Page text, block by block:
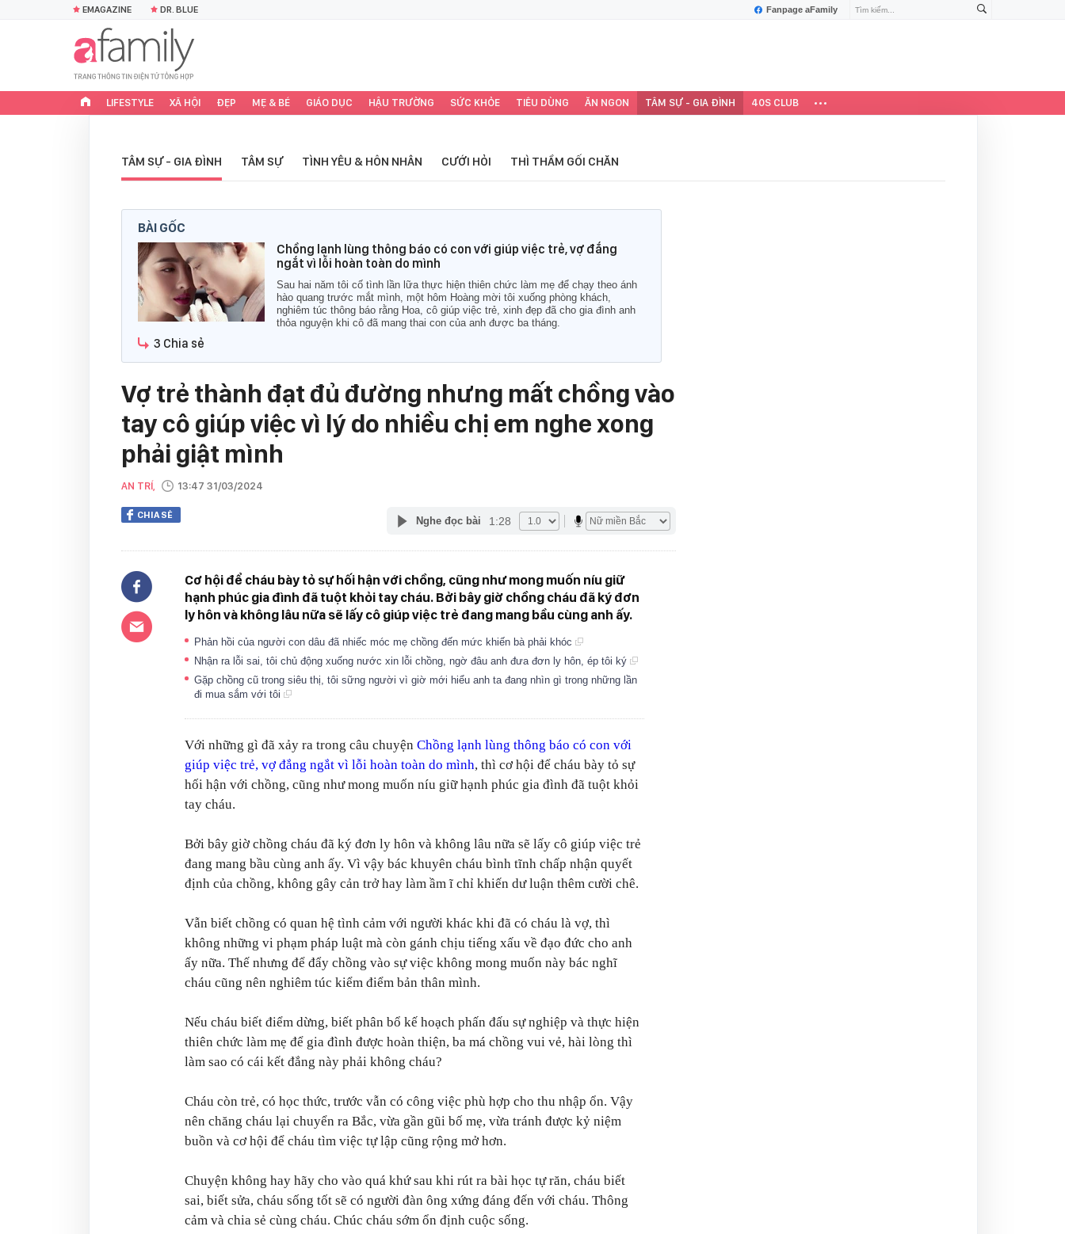
Fanpage aFamily
EMAGAZINE DR. BLUE
LIFESTYLE XÃ HỘI ĐẸP MẸ & BÉ GIÁO DỤC HẬU TRƯỜNG SỨC KHỎE TIÊU DÙNG ĂN NGON TÂM SỰ - GIA ĐÌNH 40S CLUB
TÂM SỰ - GIA ĐÌNH TÂM SỰ TÌNH YÊU & HÔN NHÂN CƯỚI HỎI THÌ THẦM GỐI CHĂN
BÀI GỐC
Chồng lạnh lùng thông báo có con với giúp việc trẻ, vợ đắng
ngắt vì lỗi hoàn toàn do mình
Sau hai năm tôi cố tình lần lữa thực hiện thiên chức làm mẹ để chạy theo ánh
hào quang trước mắt mình, một hôm Hoàng mời tôi xuống phòng khách,
nghiêm túc thông báo rằng Hoa, cô giúp việc trẻ, xinh đẹp đã cho gia đình anh
thỏa nguyện khi cô đã mang thai con của anh được ba tháng.
3 Chia sẻ
Vợ trẻ thành đạt đủ đường nhưng mất chồng vào
tay cô giúp việc vì lý do nhiều chị em nghe xong
phải giật mình
AN TRÍ, 13:47 31/03/2024
CHIA SẺ Nghe đọc bài 1:28
Cơ hội để cháu bày tỏ sự hối hận với chồng, cũng như mong muốn níu giữ
hạnh phúc gia đình đã tuột khỏi tay cháu. Bởi bây giờ chồng cháu đã ký đơn
ly hôn và không lâu nữa sẽ lấy cô giúp việc trẻ đang mang bầu cùng anh ấy.
Phản hồi của người con dâu đã nhiếc móc mẹ chồng đến mức khiến bà phải khóc
Nhận ra lỗi sai, tôi chủ động xuống nước xin lỗi chồng, ngờ đâu anh đưa đơn ly hôn, ép tôi ký
Gặp chồng cũ trong siêu thị, tôi sững người vì giờ mới hiểu anh ta đang nhìn gì trong những lần
đi mua sắm với tôi
Với những gì đã xảy ra trong câu chuyện Chồng lạnh lùng thông báo có con với
giúp việc trẻ, vợ đắng ngắt vì lỗi hoàn toàn do mình, thì cơ hội để cháu bày tỏ sự
hối hận với chồng, cũng như mong muốn níu giữ hạnh phúc gia đình đã tuột khỏi
tay cháu.
Bởi bây giờ chồng cháu đã ký đơn ly hôn và không lâu nữa sẽ lấy cô giúp việc trẻ
đang mang bầu cùng anh ấy. Vì vậy bác khuyên cháu bình tĩnh chấp nhận quyết
định của chồng, không gây cản trở hay làm ầm ĩ chỉ khiến dư luận thêm cười chê.
Vẫn biết chồng có quan hệ tình cảm với người khác khi đã có cháu là vợ, thì
không những vi phạm pháp luật mà còn gánh chịu tiếng xấu về đạo đức cho anh
ấy nữa. Thế nhưng để đẩy chồng vào sự việc không mong muốn này bác nghĩ
cháu cũng nên nghiêm túc kiểm điểm bản thân mình.
Nếu cháu biết điểm dừng, biết phân bổ kế hoạch phấn đấu sự nghiệp và thực hiện
thiên chức làm mẹ để gia đình được hoàn thiện, ba má chồng vui vẻ, hài lòng thì
làm sao có cái kết đắng này phải không cháu?
Cháu còn trẻ, có học thức, trước vẫn có công việc phù hợp cho thu nhập ổn. Vậy
nên chăng cháu lại chuyển ra Bắc, vừa gần gũi bố mẹ, vừa tránh được kỷ niệm
buồn và cơ hội để cháu tìm việc tự lập cũng rộng mở hơn.
Chuyện không hay hãy cho vào quá khứ sau khi rút ra bài học tự răn, cháu biết
sai, biết sửa, cháu sống tốt sẽ có người đàn ông xứng đáng đến với cháu. Thông
cảm và chia sẻ cùng cháu. Chúc cháu sớm ổn định cuộc sống.